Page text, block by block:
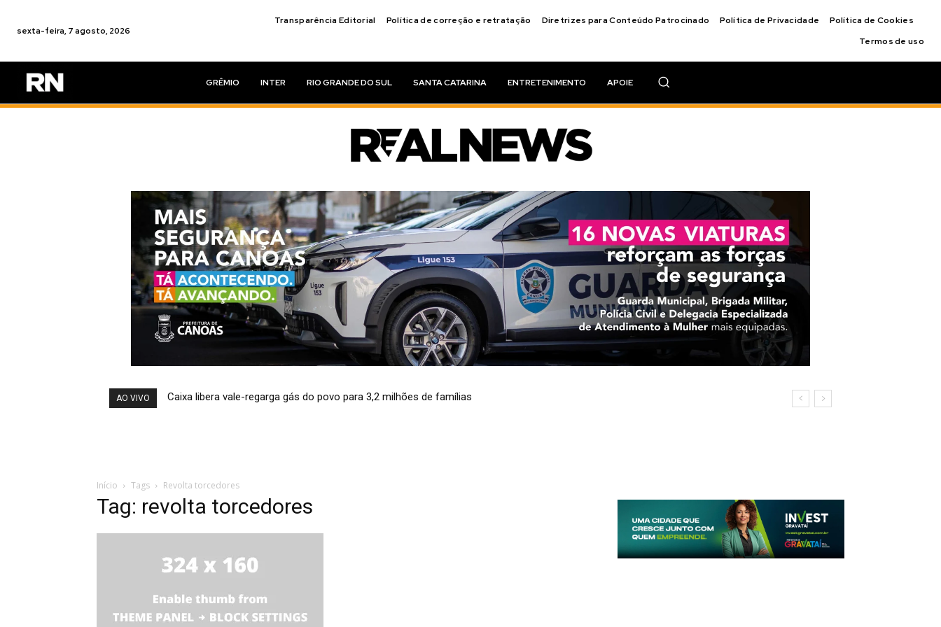
sexta-feira, 7 agosto, 2026
Transparência Editorial Política de correção e retratação Diretrizes para Conteúdo Patrocinado Política de Privacidade
Política de Cookies
Termos de uso
GRÊMIO INTER RIO GRANDE DO SUL SANTA CATARINA ENTRETENIMENTO APOIE
AO VIVO Caixa libera vale-regarga gás do povo para 3,2 milhões de famílias
Início Tags Revolta torcedores
Tag: revolta torcedores